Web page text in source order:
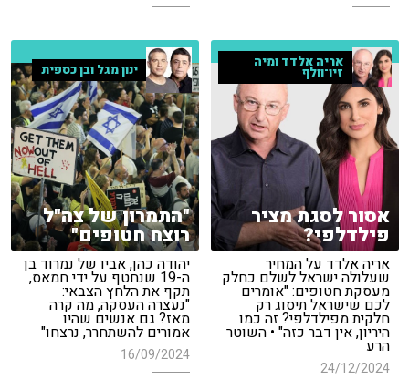
אריה אלדד ומיה
זיו־וולף
אסור לסגת מציר
פילדלפי?
אריה אלדד על המחיר
שעלולה ישראל לשלם כחלק
מעסקת חטופים: "אומרים
לכם שישראל תיסוג רק
חלקית מפילדלפי? זה כמו
היריון, אין דבר כזה" • השוטר
הרע
24/12/2024
ינון מגל ובן כספית
"התמרון של צה"ל
רוצח חטופים"
יהודה כהן, אביו של נמרוד בן
ה-19 שנחטף על ידי חמאס,
תקף את הלחץ הצבאי:
"נעצרה העסקה, מה קרה
מאז? גם אנשים שהיו
אמורים להשתחרר, נרצחו"
16/09/2024